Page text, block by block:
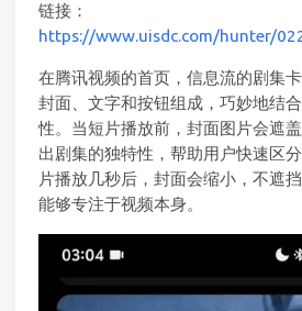
链接：
https://www.uisdc.com/hunter/
在腾讯视频的首页，信息流的剧集
封面、文字和按钮组成，巧妙地结
性。当短片播放前，封面图片会遮
出剧集的独特性，帮助用户快速区
片播放几秒后，封面会缩小，不遮
能够专注于视频本身。